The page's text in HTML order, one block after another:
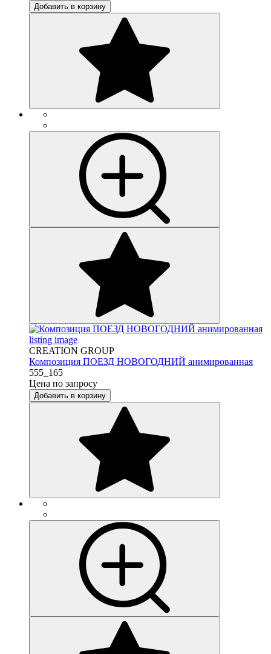
Добавить в корзину
CREATION GROUP
Композиция ПОЕЗД НОВОГОДНИЙ анимированная
555_165
Цена по запросу
Добавить в корзину